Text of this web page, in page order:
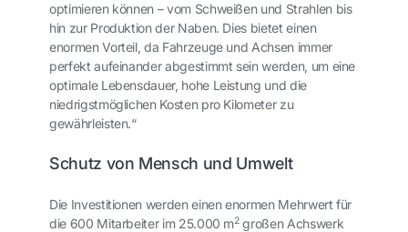
optimieren können – vom Schweißen und Strahlen bis
hin zur Produktion der Naben. Dies bietet einen
enormen Vorteil, da Fahrzeuge und Achsen immer
perfekt aufeinander abgestimmt sein werden, um eine
optimale Lebensdauer, hohe Leistung und die
niedrigstmöglichen Kosten pro Kilometer zu
gewährleisten.“
Schutz von Mensch und Umwelt
Die Investitionen werden einen enormen Mehrwert für
die 600 Mitarbeiter im 25.000 m2großen Achswerk